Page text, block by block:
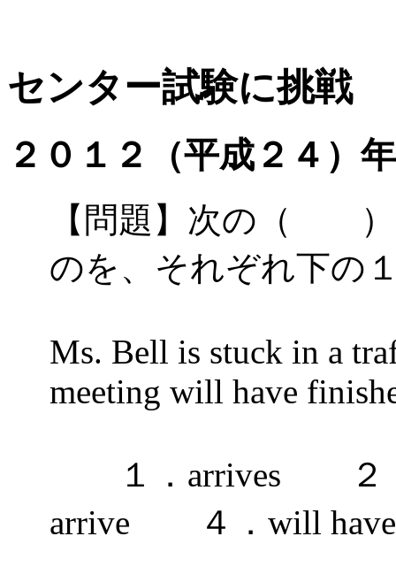
センター試験に挑戦
２０１２（平成２４）
【問題】次の（ ）
のを、それぞれ下の
Ms. Bell is stuck in a
meeting will have
１．arrives ２
arrive ４．will have